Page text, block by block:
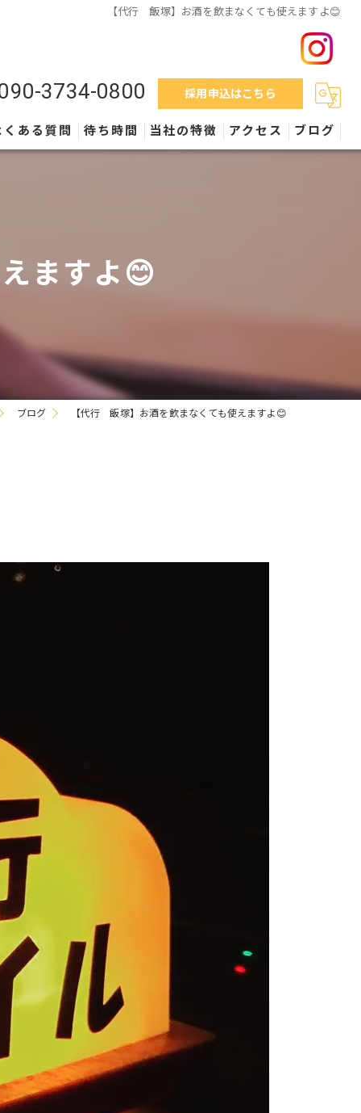
【代行 飯塚】お酒を飲まなくても使えますよ😊
3734-0800 採用申込はこちら
くある質問 待ち時間 当社の特徴 アクセス ブログ
ますよ😊
ブログ 【代行 飯塚】お酒を飲まなくても使えますよ😊